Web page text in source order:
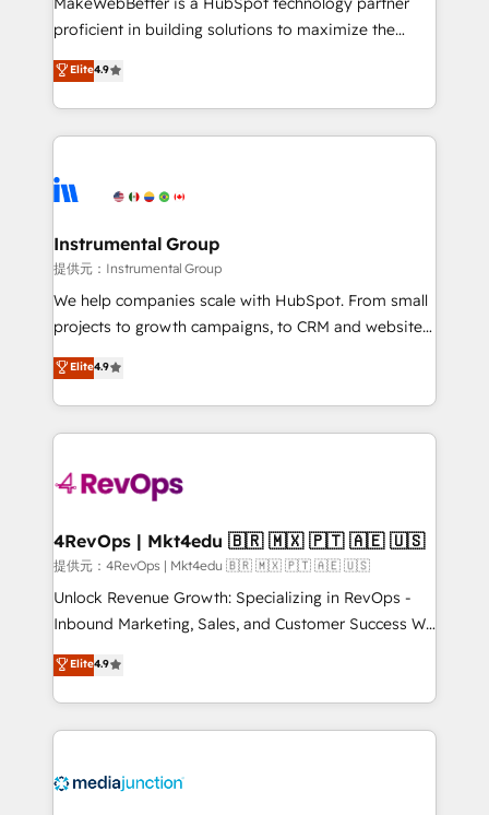
Global: 75+ RPers across five continents 🌐 - Scale:
HubSpot Partner 🪴 - Sales Hub: More
implementations than any other Partner 💻 -
agency for an Ops problem. Don't hire a technical
agency for a growth problem. Hire a partner built to
proficient in building solutions to maximize the
operational efficiency of HubSpot. The fastest-
growing tech-enabler & facilitator, MakeWebBetter,
hands you the blend of HubSpot expertise &
eminent solutions & integrations. Trust us to
Elite Partners with 10+ years of HubSpot experience
Premier Partner 2023 🌟5 HubSpot Accreditations 🌟
Won HubSpot Theme Challenge 2021 🌟INBOUND’19
HubSpot Rising Star Why us? Harnessing the full
potential of the powerful HubSpot CRM. ✔️A team of
HubSpot experience ✔️Flexible pricing models —
Hourly-fee (assigned one Dedicated HubSpot
requirement). ✔️Helped over 25,000+ customers so
far with our HubSpot solutions. ✔️Bespoke apps &
on-demand bundle services. Connect with us today!
Elite4.9
Instrumental Group
提供元：Instrumental Group
We help companies scale with HubSpot. From small
projects to growth campaigns, to CRM and websites.
Hire an agency that's experienced in every inch of
HubSpot and willing to work hand-in-hand with your
team to simplify the complex and build a better
experience for your team and customers.
Elite4.9
4RevOps | Mkt4edu 🇧🇷 🇲🇽 🇵🇹 🇦🇪 🇺🇸
提供元：4RevOps | Mkt4edu 🇧🇷 🇲🇽 🇵🇹 🇦🇪 🇺🇸
Unlock Revenue Growth: Specializing in RevOps -
Inbound Marketing, Sales, and Customer Success We
specialize in driving revenue growth for companies
across industries through tailored marketing, sales,
and customer success strategies, utilizing RevOps
methodologies. As Latin America's largest HubSpot
offer unparalleled insights. Operating in five
Elite4.9